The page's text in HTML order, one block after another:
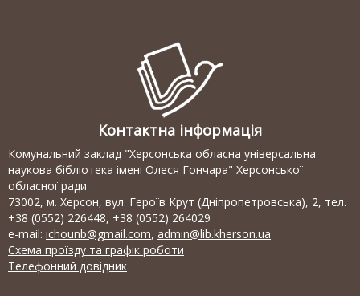
Контактна інформація
Комунальний заклад "Херсонська обласна універсальна
наукова бібліотека імені Олеся Гончара" Херсонської
обласної ради
73002, м. Херсон, вул. Героїв Крут (Дніпропетровська), 2, тел.
+38 (0552) 226448, +38 (0552) 264029
e-mail: ichounb@gmail.com, admin@lib.kherson.ua
Схема проїзду та графік роботи
Телефонний довідник